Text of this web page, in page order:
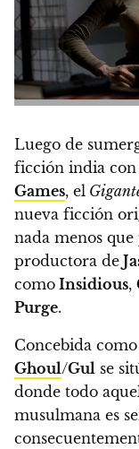
Luego de
ficción india con
Games, el
nueva ficción
nada menos
productora de
como Insidious,
Purge.
Concebida
Ghoul/Gul se
donde todo
musulmana es